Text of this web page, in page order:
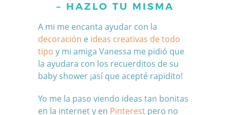
– HAZLO TU MISMA
A mi me encanta ayudar con la
decoración e ideas creativas de todo
tipo y mi amiga Vanessa me pidió que
la ayudara con los recuerditos de su
baby shower ¡así que acepté rapidito!
Yo me la paso viendo ideas tan bonitas
en la internet y en Pinterest pero no